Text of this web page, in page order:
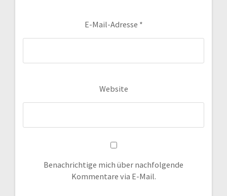
E-Mail-Adresse *
Website
Benachrichtige mich über nachfolgende
Kommentare via E-Mail.